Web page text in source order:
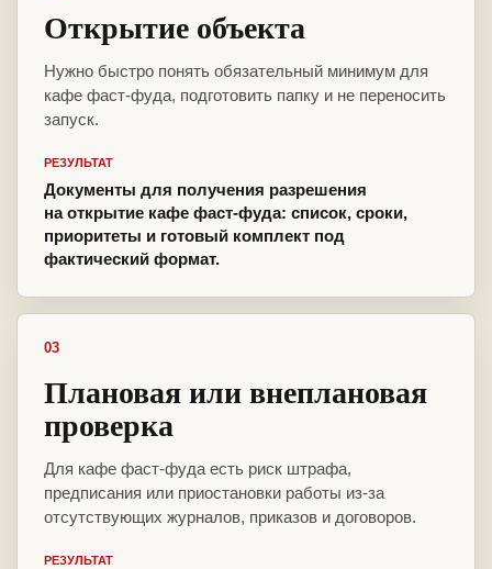
Открытие объекта
Нужно быстро понять обязательный минимум для
кафе фаст-фуда, подготовить папку и не переносить
запуск.
РЕЗУЛЬТАТ
Документы для получения разрешения
на открытие кафе фаст-фуда: список, сроки,
приоритеты и готовый комплект под
фактический формат.
03
Плановая или внеплановая
проверка
Для кафе фаст-фуда есть риск штрафа,
предписания или приостановки работы из-за
отсутствующих журналов, приказов и договоров.
РЕЗУЛЬТАТ